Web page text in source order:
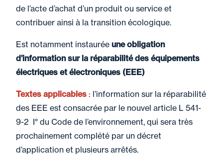
de l’acte d’achat d’un produit ou service et
contribuer ainsi à la transition écologique.
Est notamment instaurée une obligation
d’information sur la réparabilité des équipements
électriques et électroniques (EEE)
Textes applicables : l’information sur la réparabilité
des EEE est consacrée par le nouvel article L 541-
9-2 I° du Code de l’environnement, qui sera très
prochainement complété par un décret
d’application et plusieurs arrêtés.